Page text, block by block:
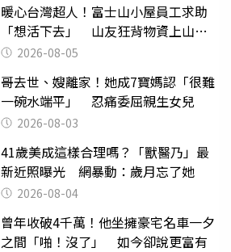
暖心台灣超人！富士山小屋員工求助
「想活下去」 山友狂背物資上山：
台灣真的是寶島
2026-08-05
哥去世、嫂離家！她成7寶媽認「很難
一碗水端平」 忍痛委屈親生女兒
2026-08-03
41歲美成這樣合理嗎？「獸醫乃」最
新近照曝光 網暴動：歲月忘了她
2026-08-04
曾年收破4千萬！他坐擁豪宅名車一夕
之間「啪！沒了」 如今卻說更富有